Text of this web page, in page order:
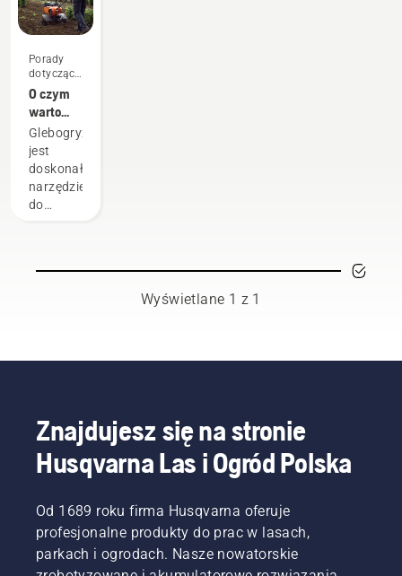
Porady
dotyczące
zakupu
O czym
warto
pamiętać
podczas
zakupu
glebogryzarki
Glebogryzarka
jest
doskonałym
narzędziem
do
trawniku
przewodniku
zebraliśmy
kilka
porad,
warto
uwzględnić
przed
zakupem
Wyświetlane 1 z 1
Znajdujesz się na stronie
Husqvarna Las i Ogród Polska
Od 1689 roku firma Husqvarna oferuje
profesjonalne produkty do prac w lasach,
parkach i ogrodach. Nasze nowatorskie